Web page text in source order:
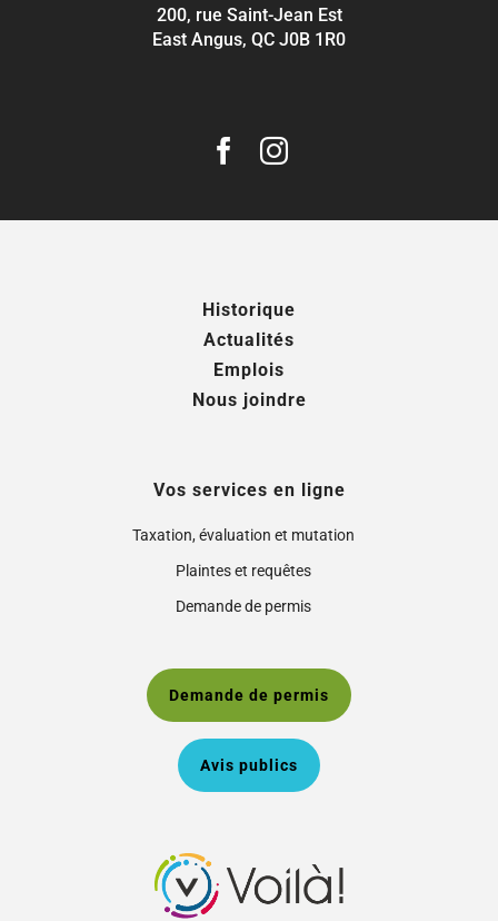
200, rue Saint-Jean Est
East Angus, QC J0B 1R0
Historique
Actualités
Emplois
Nous joindre
Vos services en ligne
Taxation, évaluation et mutation
Plaintes et requêtes
Demande de permis
Demande de permis
Avis publics